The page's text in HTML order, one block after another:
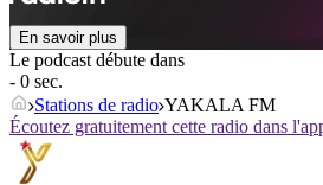
En savoir plus
Le podcast débute dans
- 0 sec.
Stations de radio YAKALA FM
Écoutez gratuitement cette radio dans